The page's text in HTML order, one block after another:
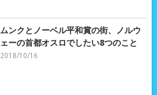
ムンクとノーベル平和賞の街、ノルウ
ェーの首都オスロでしたい8つのこと
2018/10/16